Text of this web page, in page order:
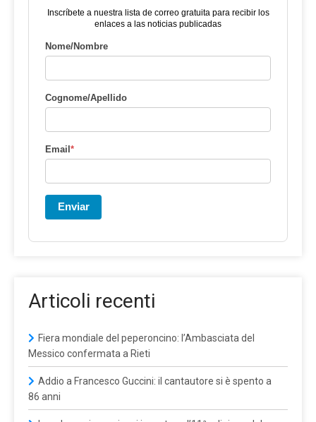
Inscríbete a nuestra lista de correo gratuita para recibir los
enlaces a las noticias publicadas
Nome/Nombre
Cognome/Apellido
Email*
Enviar
Articoli recenti
Fiera mondiale del peperoncino: l’Ambasciata del
Messico confermata a Rieti
Addio a Francesco Guccini: il cantautore si è spento a
86 anni